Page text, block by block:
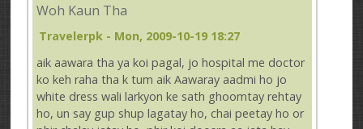
Woh Kaun Tha
Travelerpk - Mon, 2009-10-19 18:27
aik aawara tha ya koi pagal, jo hospital me doctor
ko keh raha tha k tum aik Aawaray aadmi ho jo
white dress wali larkyon ke sath ghoomtay rehtay
ho, un say gup shup lagatay ho, chai peetay ho or